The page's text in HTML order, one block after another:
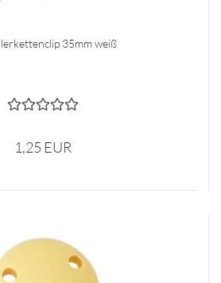
35mm weiß
1,25 EUR